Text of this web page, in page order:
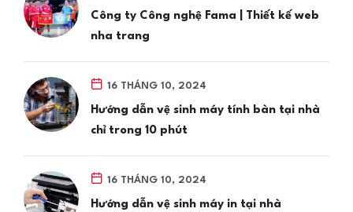
Công ty Công nghệ Fama | Thiết kế web
nha trang
16 THÁNG 10, 2024
Hướng dẫn vệ sinh máy tính bàn tại nhà
chỉ trong 10 phút
16 THÁNG 10, 2024
Hướng dẫn vệ sinh máy in tại nhà